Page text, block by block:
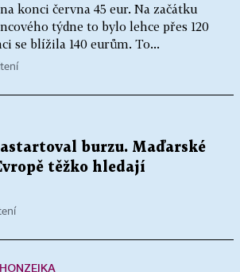
konci června 45 eur. Na začátku
týdne to bylo lehce přes 120
se blížila 140 eurům. To...
burzu. Maďarské
těžko hledají